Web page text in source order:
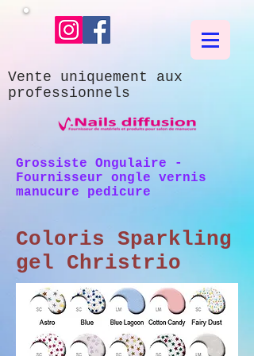
Vente uniquement aux
professionnels
Grossiste Ongulaire -
Fournisseur ongle vernis
manucure pedicure
Coloris Sparkling
gel Christrio